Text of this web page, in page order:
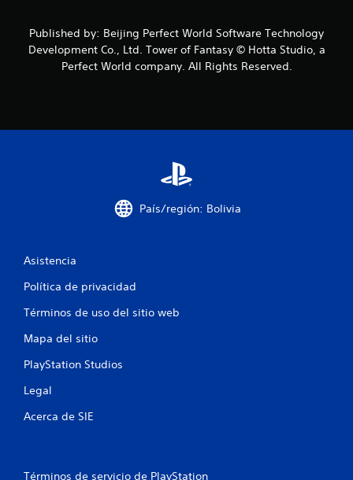
Published by: Beijing Perfect World Software Technology
Development Co., Ltd. Tower of Fantasy © Hotta Studio, a
Perfect World company. All Rights Reserved.
País/región: Bolivia
Asistencia
Política de privacidad
Términos de uso del sitio web
Mapa del sitio
PlayStation Studios
Legal
Acerca de SIE
Términos de servicio de PlayStation